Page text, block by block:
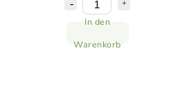
In den
Warenkorb